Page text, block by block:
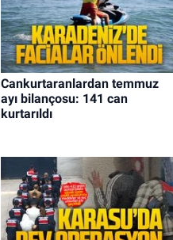
Cankurtaranlardan temmuz
ayı bilançosu: 141 can
kurtarıldı